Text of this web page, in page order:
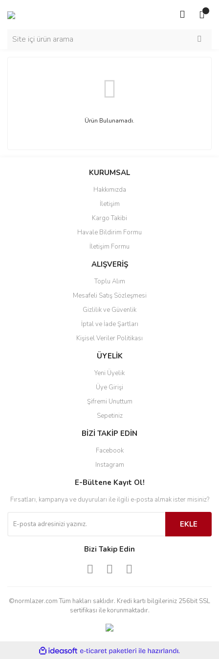
Ürün Bulunamadı.
KURUMSAL
Hakkımızda
İletişim
Kargo Takibi
Havale Bildirim Formu
İletişim Formu
ALIŞVERİŞ
Toplu Alım
Mesafeli Satış Sözleşmesi
Gizlilik ve Güvenlik
İptal ve İade Şartları
Kişisel Veriler Politikası
ÜYELİK
Yeni Üyelik
Üye Girişi
Şifremi Unuttum
Sepetiniz
BİZİ TAKİP EDİN
Facebook
Instagram
E-Bültene Kayıt Ol!
Fırsatları, kampanya ve duyuruları ile ilgili e-posta almak ister misiniz?
EKLE
Bizi Takip Edin
©normlazer.com Tüm hakları saklıdır. Kredi kartı bilgileriniz 256bit SSL
sertifikası ile korunmaktadır.
ideasoft
e-